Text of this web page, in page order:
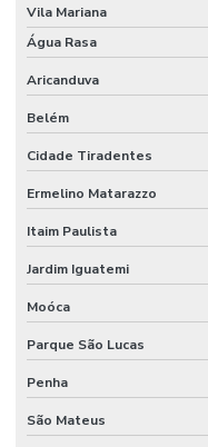
Projeto de controle de
Projeto de segurança
Projeto de segurança
Serviço de monitoramento
Serviço de monitoramento
Sistema de acesso com
Sistema de câmeras com
Sistema de cftv
Solução de vigilância
Vila Mariana
Água Rasa
Aricanduva
Belém
Cidade Tiradentes
Ermelino Matarazzo
Itaim Paulista
Jardim Iguatemi
Moóca
Parque São Lucas
Penha
São Mateus